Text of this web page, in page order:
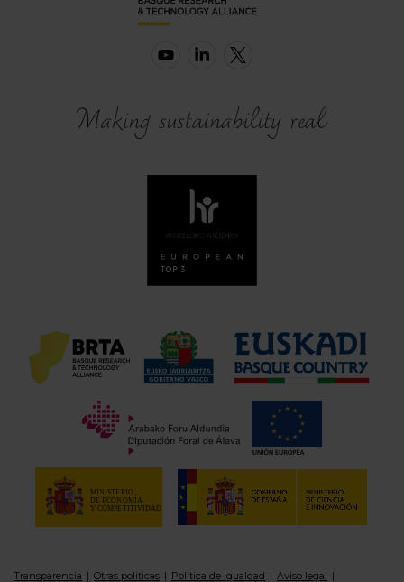
Transparencia Otras politicas Política de igualdad Aviso legal